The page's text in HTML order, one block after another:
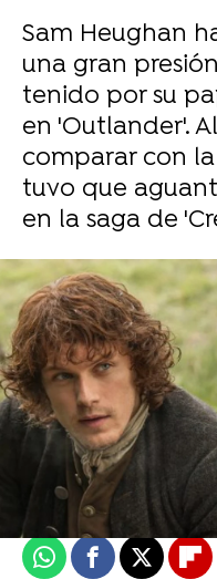
Sam Heughan
una gran
tenido por su
en 'Outlander'.
comparar con
tuvo que
en la saga de
J. Carlos
Madrid
Actualizado:
08
Publicado:
08 de
WhatsappFacebook
X